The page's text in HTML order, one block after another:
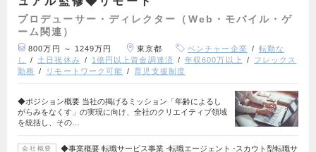
プロデューサー・ディレクター（Web・モバイル・ゲ
ーム関連）
800万円 ～ 1249万円 東京都 ベンチャー企業
転勤な
し
土日祝休み 1億円以上資金調達済 年収600万以上
フレックス
勤務
リモートワーク可能 育児支援制度
◆ポジション概要 当社の掲げるミッション「年齢によるし
がらみをなくす」の実現に向け、全社のクリエイティブ領域
を統括し、その…
会社概要
◆事業概要 転職サービス事業 -転職エージェント -スカウト型転職サ